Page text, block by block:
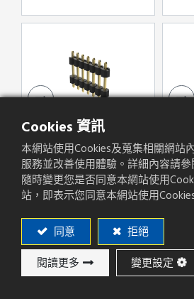
XG-XX-X-C/D/E-X
HW502-XXXR
Cookies 資訊
本網站使用Cookies及蒐集相關網站
服務並改善使用體驗。詳細內容請
隨時變更您是否同意本網站使用
站，即表示您同意本網站使用
同意 拒絕
閱讀更多 變更設定